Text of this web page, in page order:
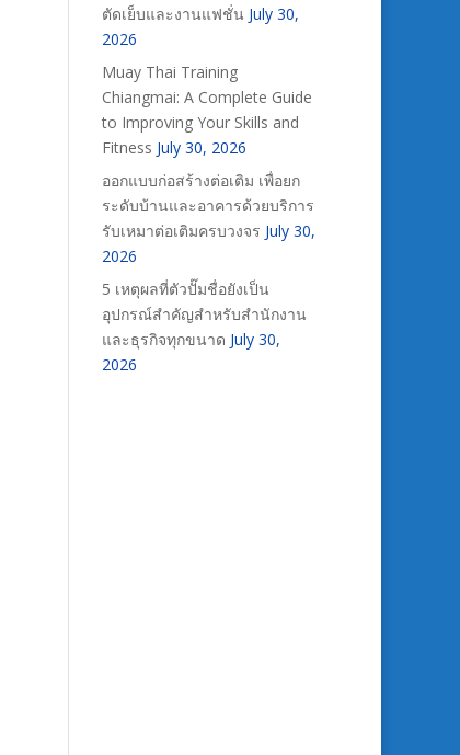
ตัดเย็บและงานแฟชั่น July 30,
2026
Muay Thai Training
Chiangmai: A Complete Guide
to Improving Your Skills and
Fitness July 30, 2026
ออกแบบก่อสร้างต่อเติม เพื่อยก
ระดับบ้านและอาคารด้วยบริการ
รับเหมาต่อเติมครบวงจร July 30,
2026
5 เหตุผลที่ตัวปั๊มชื่อยังเป็น
อุปกรณ์สำคัญสำหรับสำนักงาน
และธุรกิจทุกขนาด July 30,
2026